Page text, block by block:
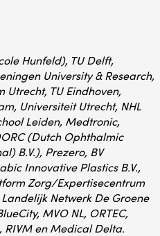
Hunfeld), TU Delft,
University & Research,
TU Eindhoven,
Universiteit Utrecht, NHL
Leiden, Medtronic,
(Dutch Ophthalmic
B.V.), Prezero, BV
Innovative Plastics B.V.,
Zorg/Expertisecentrum
Netwerk De Groene
MVO NL, ORTEC,
RIVM en Medical Delta.